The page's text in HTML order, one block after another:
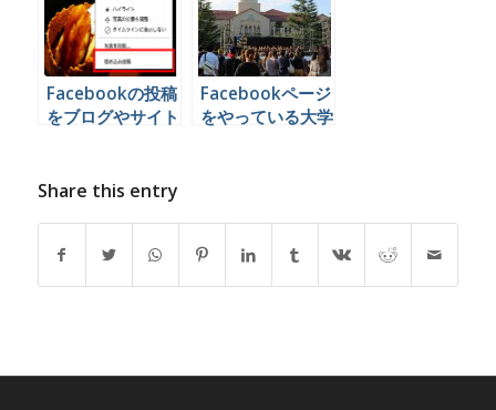
Facebookの投稿
をブログやサイト
Facebookページ
をやっている大学
Share this entry